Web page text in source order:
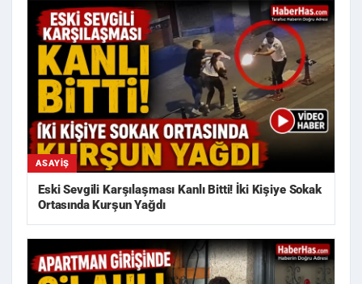
ASAYIŞ
Eski Sevgili Karşılaşması Kanlı Bitti! İki Kişiye Sokak
Ortasında Kurşun Yağdı